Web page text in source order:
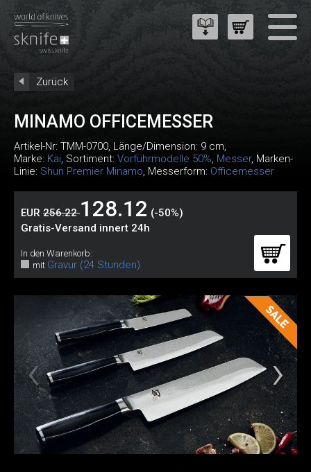
Zurück
MINAMO OFFICEMESSER
Artikel-Nr: TMM-0700, Länge/Dimension: 9 cm,
Marke: Kai, Sortiment: Vorführmodelle 50%, Messer, Marken-
Linie: Shun Premier Minamo, Messerform: Officemesser
EUR 256.22128.12 (-50%)
Gratis-Versand innert 24h
In den Warenkorb:
mit Gravur (24 Stunden)